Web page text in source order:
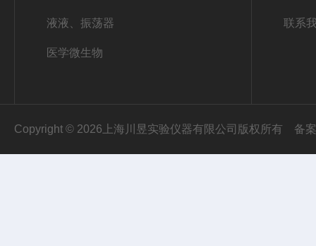
液液、振荡器
医学微生物
联系
Copyright © 2026上海川昱实验仪器有限公司版权所有 备